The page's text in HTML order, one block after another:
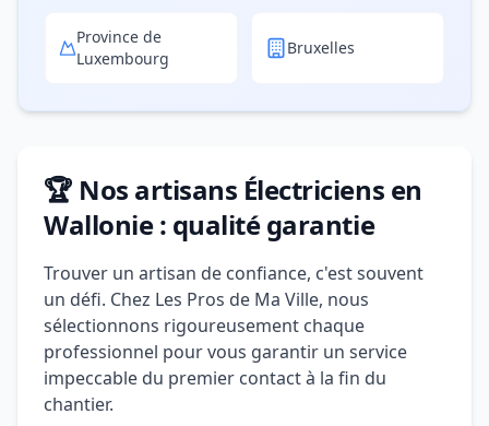
Province de
Luxembourg
Bruxelles
🏆 Nos artisans Électriciens en
Wallonie : qualité garantie
Trouver un artisan de confiance, c'est souvent
un défi. Chez Les Pros de Ma Ville, nous
sélectionnons rigoureusement chaque
professionnel pour vous garantir un service
impeccable du premier contact à la fin du
chantier.